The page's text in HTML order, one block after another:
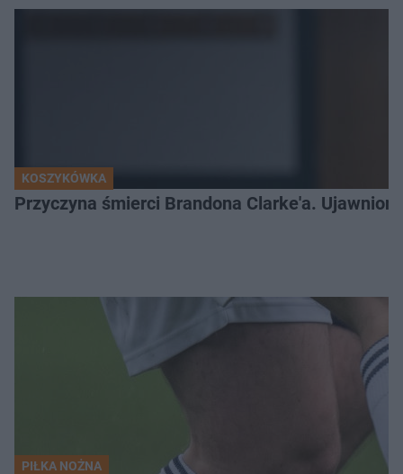
KOSZYKÓWKA
Przyczyna śmierci Brandona Clarke'a.
PIŁKA NOŻNA